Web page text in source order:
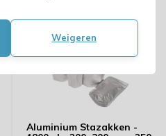
Weigeren
Aluminium Stazakken -